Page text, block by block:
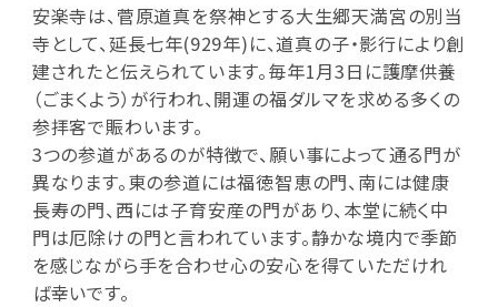
安楽寺は、菅原道真を祭神とする大生郷天満宮の別当
寺として、延長七年(929年)に、道真の子・影行により創
建されたと伝えられています。毎年1月3日に護摩供養
（ごまくよう）が行われ、開運の福ダルマを求める多くの
参拝客で賑わいます。
3つの参道があるのが特徴で、願い事によって通る門が
異なります。東の参道には福徳智恵の門、南には健康
長寿の門、西には子育安産の門があり、本堂に続く中
門は厄除けの門と言われています。静かな境内で季節
を感じながら手を合わせ心の安心を得ていただけれ
ば幸いです。